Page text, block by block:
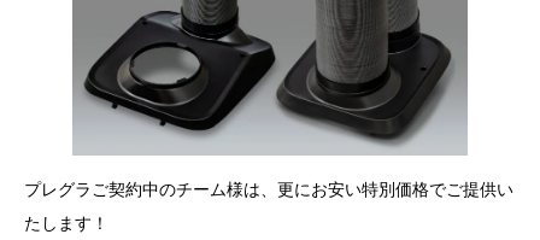
プレグラご契約中のチーム様は、更にお安い特別価格でご提供い
たします！